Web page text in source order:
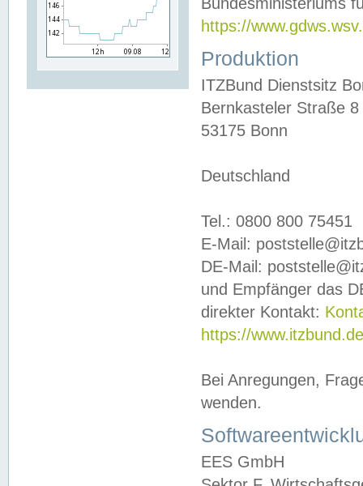
https://
Produktion
ITZBund Dienstsitz
Bernkasteler Straße 8
53175 Bonn
Deutschland
Tel.: 0800 800 75451
E-Mail:
DE-Mail:
und Empfänger das
direkter Kontakt:
https://
Bei Anregungen,
wenden.
EES GmbH